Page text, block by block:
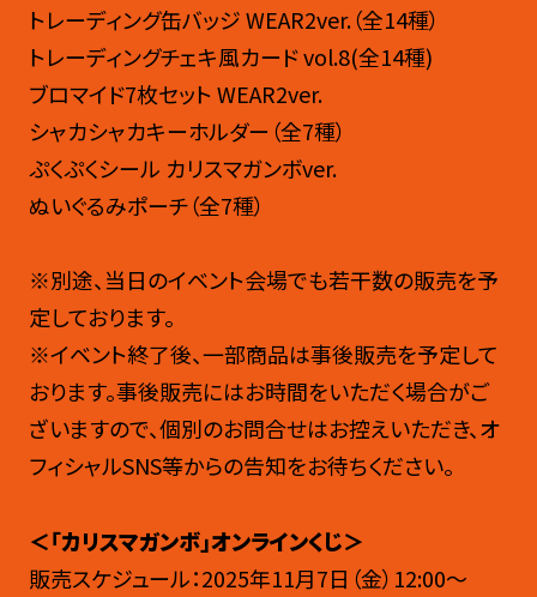
トレーディング缶バッジ WEAR2ver.（全14種）
トレーディングチェキ風カード vol.8(全14種)
ブロマイド7枚セット WEAR2ver.
シャカシャカキーホルダー（全7種）
ぷくぷくシール カリスマガンボver.
ぬいぐるみポーチ（全7種）
※別途、当日のイベント会場でも若干数の販売を予
定しております。
※イベント終了後、一部商品は事後販売を予定して
おります。事後販売にはお時間をいただく場合がご
ざいますので、個別のお問合せはお控えいただき、オ
フィシャルSNS等からの告知をお待ちください。
＜「カリスマガンボ」オンラインくじ＞
販売スケジュール：2025年11月7日（金）12:00～